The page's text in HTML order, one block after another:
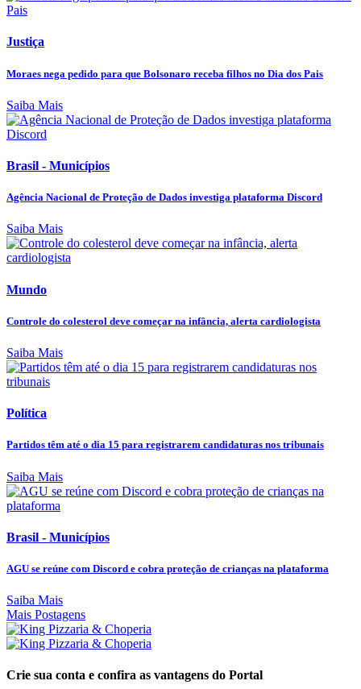
Justiça
Moraes nega pedido para que Bolsonaro receba filhos no Dia dos Pais
Saiba Mais
Brasil - Municípios
Agência Nacional de Proteção de Dados investiga plataforma Discord
Saiba Mais
Mundo
Controle do colesterol deve começar na infância, alerta cardiologista
Saiba Mais
Política
Partidos têm até o dia 15 para registrarem candidaturas nos tribunais
Saiba Mais
Brasil - Municípios
AGU se reúne com Discord e cobra proteção de crianças na plataforma
Saiba Mais
Mais Postagens
Crie sua conta e confira as vantagens do Portal